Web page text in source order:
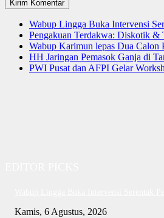
Wabup Lingga Buka Intervensi
Pengakuan Terdakwa: Diskotik &
Wabup Karimun lepas Dua Calon
HH Jaringan Pemasok Ganja di
PWI Pusat dan AFPI Gelar
Kamis, 6 Agustus, 2026